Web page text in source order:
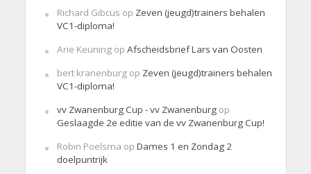
Richard Gibcus op Zeven (jeugd)trainers behalen
VC1-diploma!
Arie Keuningop Afscheidsbrief Lars van Oosten
bert kranenburgop Zeven (jeugd)trainers behalen
VC1-diploma!
vv Zwanenburg Cup - vv Zwanenburgop
Geslaagde 2e editie van de vv Zwanenburg Cup!
Robin Poelsma op Dames 1 en Zondag 2
doelpuntrijk